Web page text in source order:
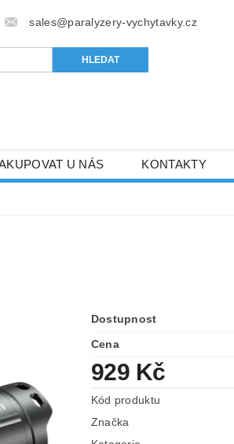
sales@paralyzery-vychytavky.cz
U NÁS KONTAKTY
Dostupnost
Cena
929 Kč
Kód produktu
Značka